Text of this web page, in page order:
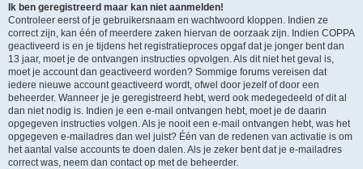
Ik ben geregistreerd maar kan niet aanmelden!
Controleer eerst of je gebruikersnaam en wachtwoord kloppen. Indien ze
correct zijn, kan één of meerdere zaken hiervan de oorzaak zijn. Indien COPPA
geactiveerd is en je tijdens het registratieproces opgaf dat je jonger bent dan
13 jaar, moet je de ontvangen instructies opvolgen. Als dit niet het geval is,
moet je account dan geactiveerd worden? Sommige forums vereisen dat
iedere nieuwe account geactiveerd wordt, ofwel door jezelf of door een
beheerder. Wanneer je je geregistreerd hebt, werd ook medegedeeld of dit al
dan niet nodig is. Indien je een e-mail ontvangen hebt, moet je de daarin
opgegeven instructies volgen. Als je nooit een e-mail ontvangen hebt, was het
opgegeven e-mailadres dan wel juist? Één van de redenen van activatie is om
het aantal valse accounts te doen dalen. Als je zeker bent dat je e-mailadres
correct was, neem dan contact op met de beheerder.